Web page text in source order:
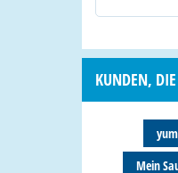
KUNDEN,
Mein